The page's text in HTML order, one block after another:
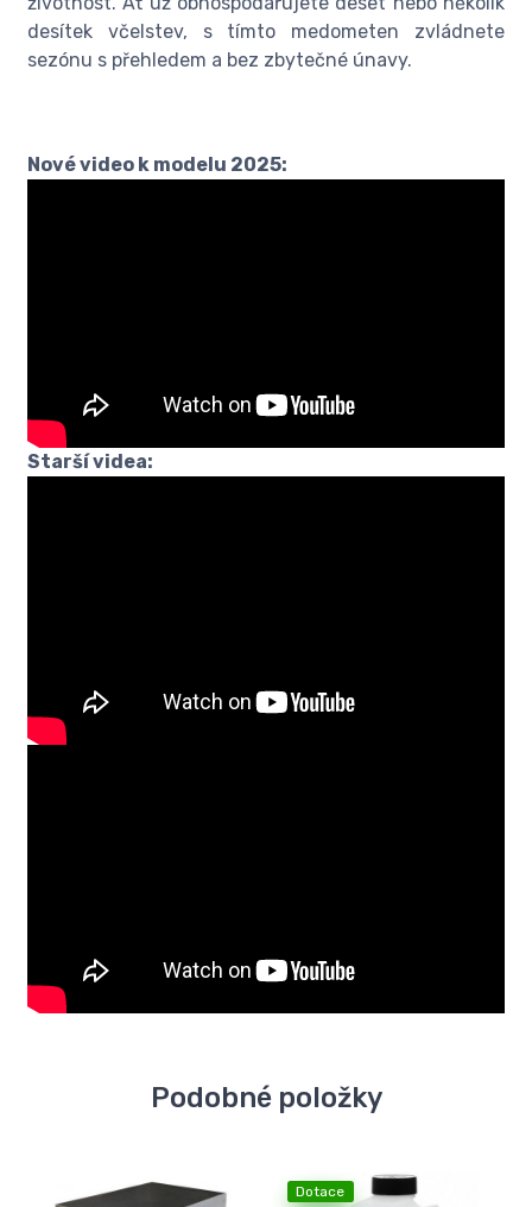
desítek včelstev, s tímto medometen zvládnete
sezónu s přehledem a bez zbytečné únavy.
Nové video k modelu 2025:
Starší videa:
Podobné položky
Dotace